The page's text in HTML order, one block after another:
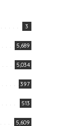
3
5,689
5,034
397
513
5,609